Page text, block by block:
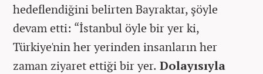
hedeflendiğini belirten Bayraktar, şöyle
devam etti: “İstanbul öyle bir yer ki,
Türkiye'nin her yerinden insanların her
zaman ziyaret ettiği bir yer. Dolayısıyla